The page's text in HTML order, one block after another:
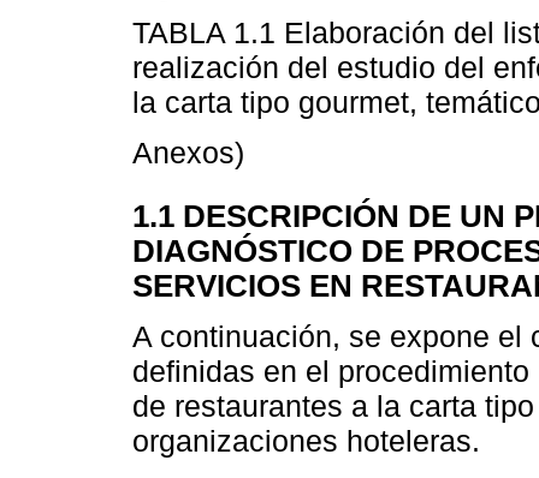
TABLA 1.1 Elaboración del
realización del estudio del
la carta tipo gourmet,
Anexos)
1.1 DESCRIPCIÓN DE UN
DIAGNÓSTICO DE
SERVICIOS EN
A continuación, se expone el
definidas en el
de restaurantes a la carta
organizaciones hoteleras.